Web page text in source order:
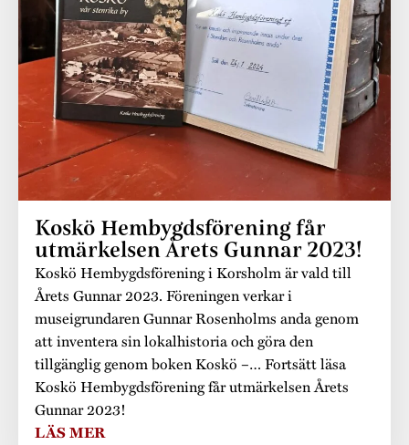
Tillgänglighet
Trygghet
Hållbar utveckling
Kontakta oss
Kalas på Stundars
Stundars teater
Jarl Hemmer
Byggnadsvård
Rödmyllan
Museipedagogik
Hantverk
Projekt
Stugornas Stundars
Museisamlingarna
Stundarsvänner
Marknader
Årsberättelser
Årets Gunnar
Stundars
registerbeskrivning
Koskö Hembygdsförening får
utmärkelsen Årets Gunnar 2023!
Koskö Hembygdsförening i Korsholm är vald till
Årets Gunnar 2023. Föreningen verkar i
museigrundaren Gunnar Rosenholms anda genom
att inventera sin lokalhistoria och göra den
tillgänglig genom boken Koskö –… Fortsätt läsa
Koskö Hembygdsförening får utmärkelsen Årets
Gunnar 2023!
LÄS MER